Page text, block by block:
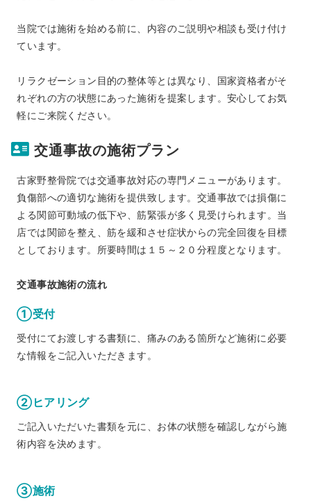
当院では施術を始める前に、内容のご説明や相談も受け付け
ています。
リラクゼーション目的の整体等とは異なり、国家資格者がそ
れぞれの方の状態にあった施術を提案します。安心してお気
軽にご来院ください。
交通事故の施術プラン
古家野整骨院では交通事故対応の専門メニューがあります。
負傷部への適切な施術を提供致します。交通事故では損傷に
よる関節可動域の低下や、筋緊張が多く見受けられます。当
店では関節を整え、筋を緩和させ症状からの完全回復を目標
としております。所要時間は１５～２０分程度となります。
交通事故施術の流れ
①受付
受付にてお渡しする書類に、痛みのある箇所など施術に必要
な情報をご記入いただきます。
②ヒアリング
ご記入いただいた書類を元に、お体の状態を確認しながら施
術内容を決めます。
③施術